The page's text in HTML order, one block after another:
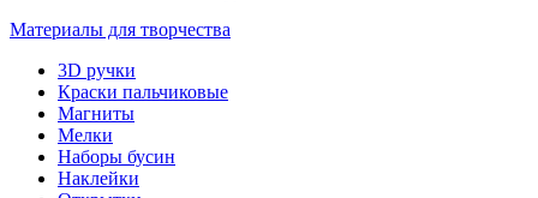
Материалы для творчества
3D ручки
Краски пальчиковые
Магниты
Мелки
Наборы бусин
Наклейки